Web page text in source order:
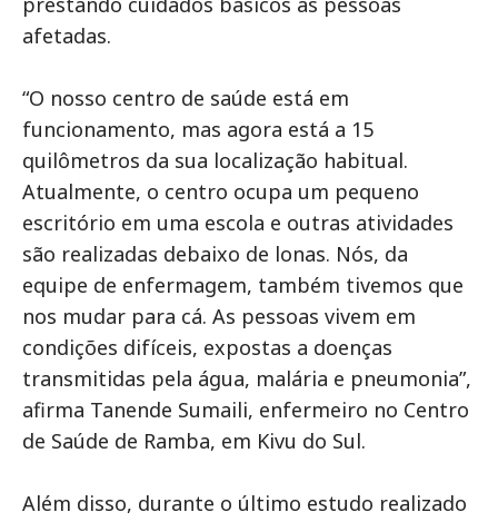
afetadas.
“O nosso centro de saúde está em
funcionamento, mas agora está a 15
quilômetros da sua localização habitual.
Atualmente, o centro ocupa um pequeno
escritório em uma escola e outras atividades
são realizadas debaixo de lonas. Nós, da
equipe de enfermagem, também tivemos que
nos mudar para cá. As pessoas vivem em
condições difíceis, expostas a doenças
transmitidas pela água, malária e pneumonia”,
afirma Tanende Sumaili, enfermeiro no Centro
de Saúde de Ramba, em Kivu do Sul.
Além disso, durante o último estudo realizado